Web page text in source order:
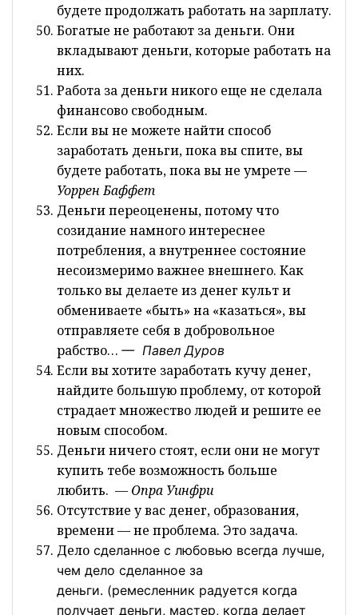
будете продолжать работать на зарплату.
Богатые не работают за деньги. Они
вкладывают деньги, которые работать на
них.
Работа за деньги никого еще не сделала
финансово свободным.
Если вы не можете найти способ
заработать деньги, пока вы спите, вы
будете работать, пока вы не умрете —
Уоррен Баффет
Деньги переоценены, потому что
созидание намного интереснее
потребления, а внутреннее состояние
несоизмеримо важнее внешнего. Как
только вы делаете из денег культ и
обмениваете «быть» на «казаться», вы
отправляете себя в добровольное
рабство… — Павел Дуров
Если вы хотите заработать кучу денег,
найдите большую проблему, от которой
страдает множество людей и решите ее
новым способом.
Деньги ничего стоят, если они не могут
купить тебе возможность больше
любить. — Опра Уинфри
Отсутствие у вас денег, образования,
времени — не проблема. Это задача.
Дело сделанное с любовью всегда лучше,
чем дело сделанное за
деньги. (ремесленник радуется когда
получает деньги, мастер, когда делает